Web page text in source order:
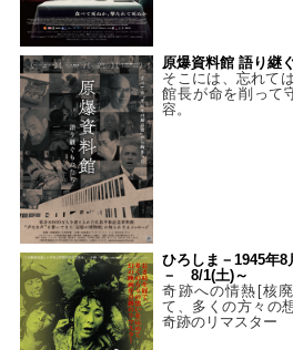
原爆資料館 語り継
そこには、忘れて
館長が命を削って
容。
ひろしま－1945年
－ 8/1(土)～
奇跡への情熱[核
て、多くの方々の
奇跡のリマスター